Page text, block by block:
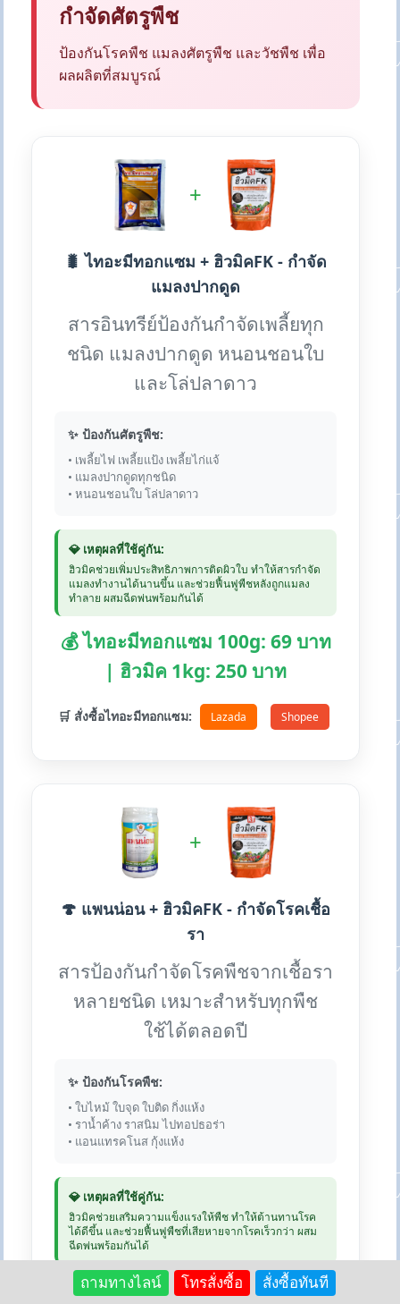
กำจัดศัตรูพืช
ป้องกันโรคพืช แมลงศัตรูพืช และวัชพืช เพื่อ
ผลผลิตที่สมบูรณ์
+
🐛 ไทอะมีทอกแซม + ฮิวมิคFK - กำจัด
แมลงปากดูด
สารอินทรีย์ป้องกันกำจัดเพลี้ยทุก
ชนิด แมลงปากดูด หนอนชอนใบ
และโล่ปลาดาว
✨ ป้องกันศัตรูพืช:
• เพลี้ยไฟ เพลี้ยแป้ง เพลี้ยไก่แจ้
• แมลงปากดูดทุกชนิด
• หนอนชอนใบ โล่ปลาดาว
💎 เหตุผลที่ใช้คู่กัน:
ฮิวมิคช่วยเพิ่มประสิทธิภาพการติดผิวใบ ทำให้สารกำจัด
แมลงทำงานได้นานขึ้น และช่วยฟื้นฟูพืชหลังถูกแมลง
ทำลาย ผสมฉีดพ่นพร้อมกันได้
💰 ไทอะมีทอกแซม 100g: 69 บาท
| ฮิวมิค 1kg: 250 บาท
🛒 สั่งซื้อไทอะมีทอกแซม: Lazada Shopee
+
🍄 แพนน่อน + ฮิวมิคFK - กำจัดโรคเชื้อ
รา
สารป้องกันกำจัดโรคพืชจากเชื้อรา
หลายชนิด เหมาะสำหรับทุกพืช
ใช้ได้ตลอดปี
✨ ป้องกันโรคพืช:
• ใบไหม้ ใบจุด ใบติด กิ่งแห้ง
• ราน้ำค้าง ราสนิม ไปทอปธอร่า
• แอนแทรคโนส กุ้งแห้ง
💎 เหตุผลที่ใช้คู่กัน:
ฮิวมิคช่วยเสริมความแข็งแรงให้พืช ทำให้ต้านทานโรค
ได้ดีขึ้น และช่วยฟื้นฟูพืชที่เสียหายจากโรคเร็วกว่า ผสม
ฉีดพ่นพร้อมกันได้
💰 แพนน่อน 1kg: 390 บาท | ฮิว
ถามทางไลน์ โทรสั่งซื้อ สั่งซื้อทันที